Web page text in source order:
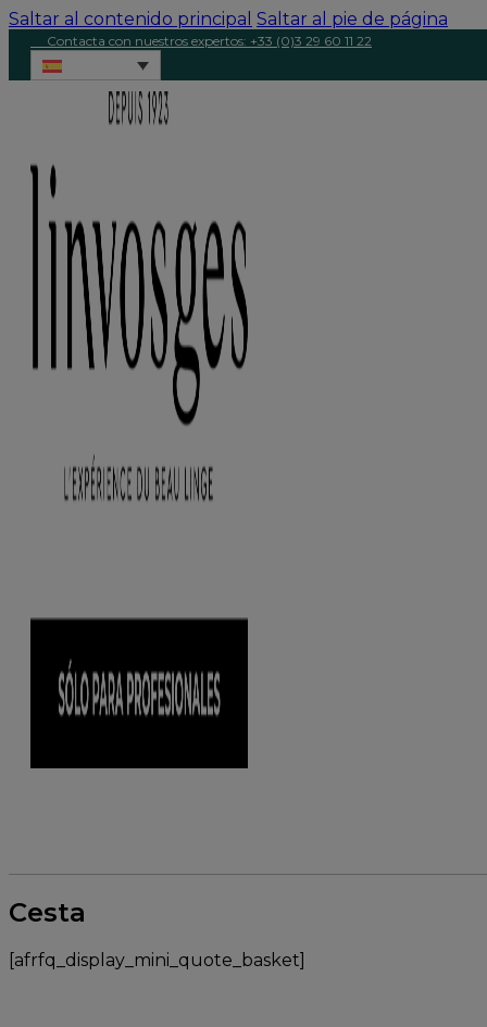
Saltar al contenido principal Saltar al pie de página
Contacta con nuestros expertos: +33 (0)3 29 60 11 22
Cesta
[afrfq_display_mini_quote_basket]